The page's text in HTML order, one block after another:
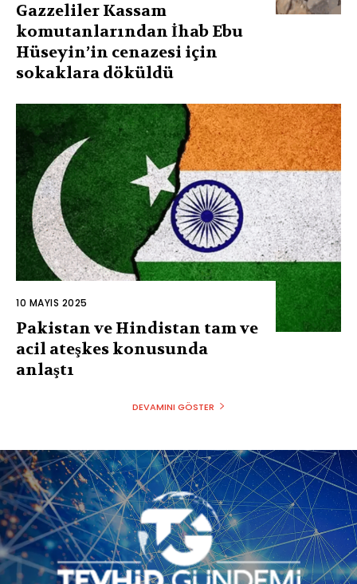
Gazzeliler Kassam
komutanlarından İhab Ebu
Hüseyin’in cenazesi için
sokaklara döküldü
10 MAYIS 2025
Pakistan ve Hindistan tam ve
acil ateşkes konusunda
anlaştı
DEVAMINI GÖSTER